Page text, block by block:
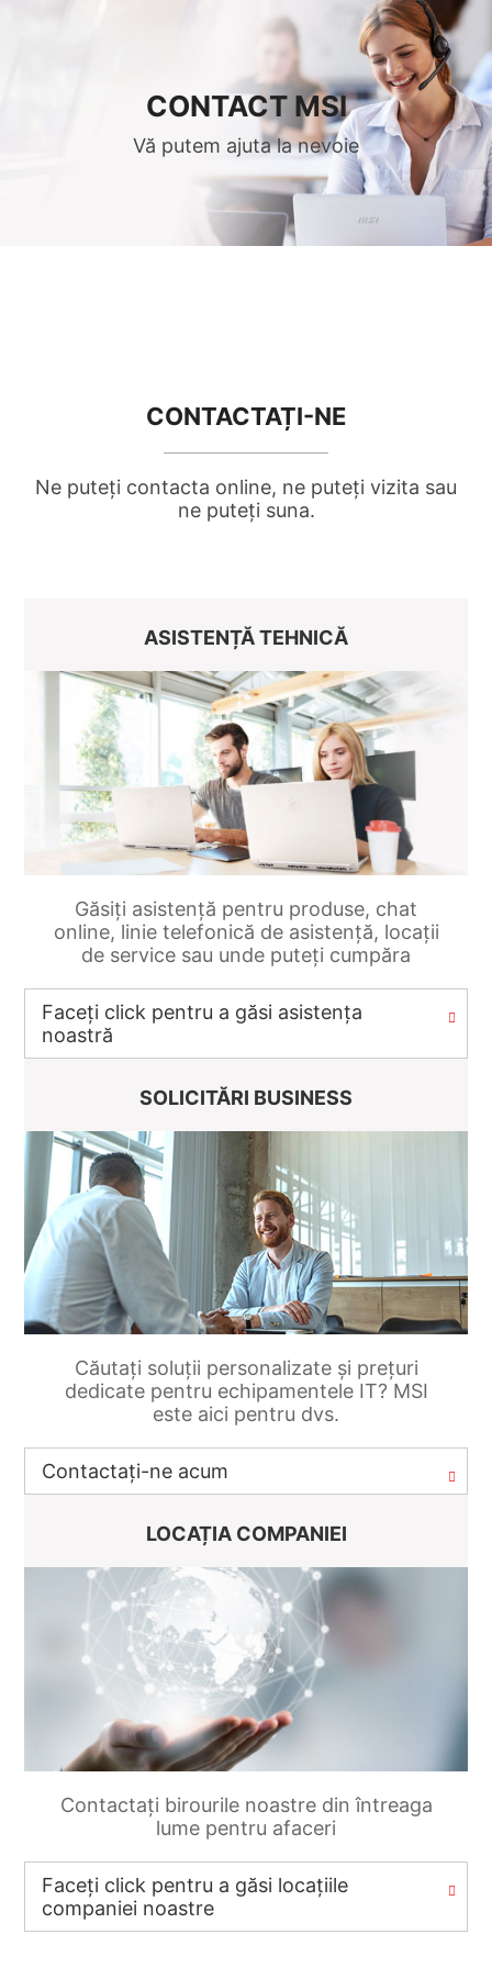
CONTACT MSI
Vă putem ajuta la nevoie
CONTACTAȚI-NE
Ne puteți contacta online, ne puteți vizita sau
ne puteți suna.
ASISTENȚĂ TEHNICĂ
Găsiți asistență pentru produse, chat
online, linie telefonică de asistență, locații
de service sau unde puteți cumpăra
Faceți click pentru a găsi asistența
noastră
SOLICITĂRI BUSINESS
Căutați soluții personalizate și prețuri
dedicate pentru echipamentele IT? MSI
este aici pentru dvs.
Contactați-ne acum
LOCAȚIA COMPANIEI
Contactați birourile noastre din întreaga
lume pentru afaceri
Faceți click pentru a găsi locațiile
companiei noastre